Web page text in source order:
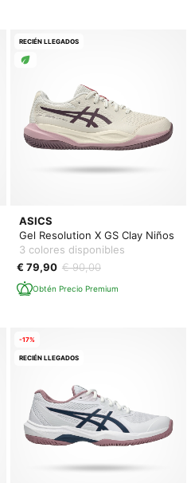
ASICS
Gel Resolution X GS Clay Niños
3 colores disponibles
€ 79,90 € 90,00
Obtén Precio Premium
RECIÉN LLEGADOS
-17%
RECIÉN LLEGADOS